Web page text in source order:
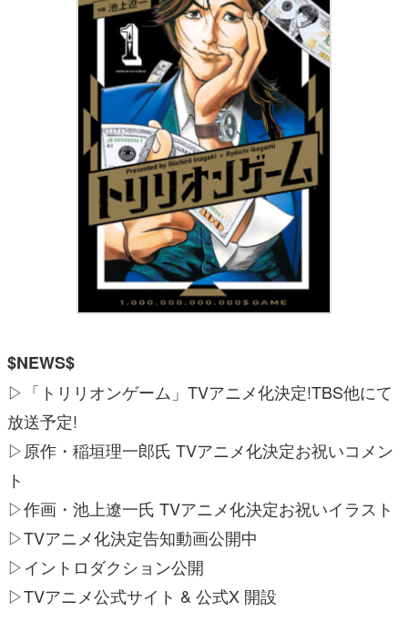
$NEWS$
▷「トリリオンゲーム」TVアニメ化決定!TBS他にて
放送予定!
▷原作・稲垣理一郎氏 TVアニメ化決定お祝いコメン
ト
▷作画・池上遼一氏 TVアニメ化決定お祝いイラスト
▷TVアニメ化決定告知動画公開中
▷イントロダクション公開
▷TVアニメ公式サイト & 公式X 開設